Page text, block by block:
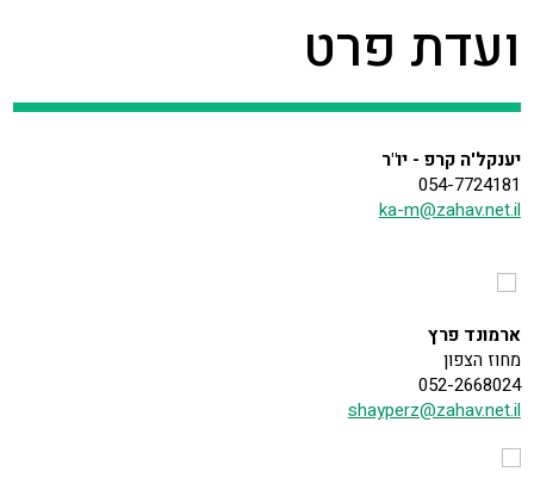
ועדת פרט
יענקל'ה קרפ - יו"ר
054-7724181
ka-m@zahav.net.il
ארמונד פרץ
מחוז הצפון
052-2668024
shayperz@zahav.net.il